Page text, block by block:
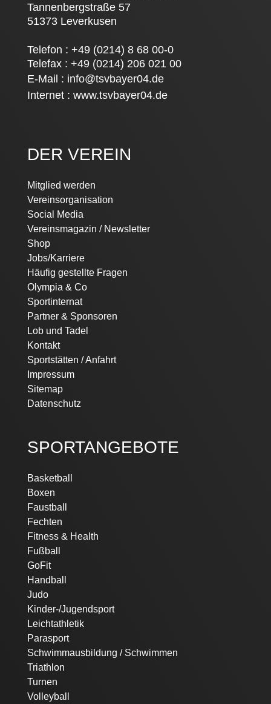
Tannenbergstraße 57
51373 Leverkusen
Telefon : +49 (0214) 8 68 00-0
Telefax : +49 (0214) 206 021 00
E-Mail : info@tsvbayer04.de
Internet : www.tsvbayer04.de
DER VEREIN
Navigation
überspringen
Mitglied werden
Vereinsorganisation
Social Media
Vereinsmagazin / Newsletter
Shop
Jobs/Karriere
Häufig gestellte Fragen
Olympia & Co
Sportinternat
Partner & Sponsoren
Lob und Tadel
Kontakt
Sportstätten / Anfahrt
Impressum
Sitemap
Datenschutz
SPORTANGEBOTE
Navigation
überspringen
Basketball
Boxen
Faustball
Fechten
Fitness & Health
Fußball
GoFit
Handball
Judo
Kinder-/Jugendsport
Leichtathletik
Parasport
Schwimmausbildung / Schwimmen
Triathlon
Turnen
Volleyball